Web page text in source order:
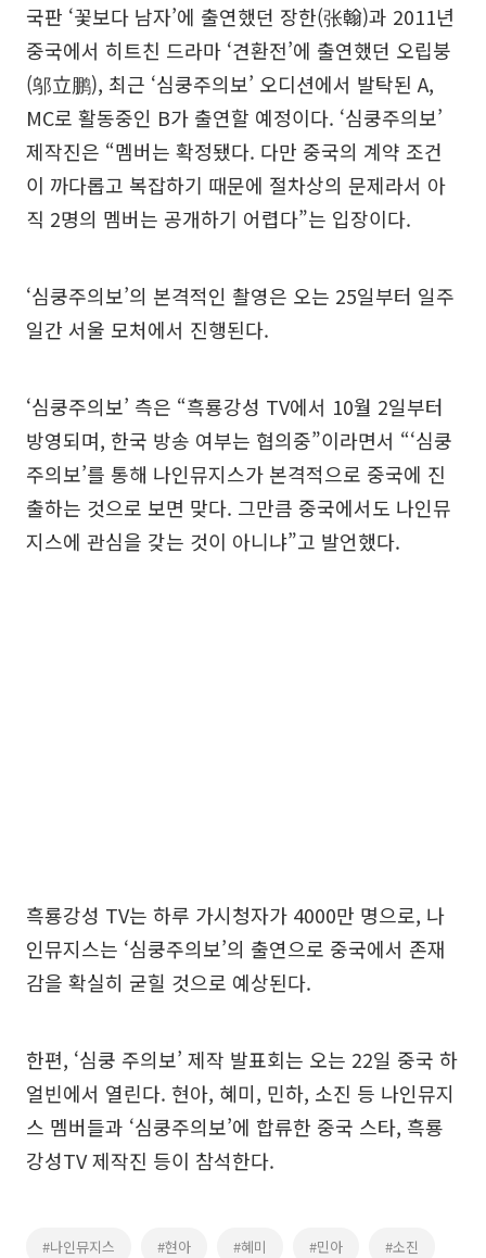
국판 ‘꽃보다 남자’에 출연했던 장한(张翰)과 2011년
중국에서 히트친 드라마 ‘견환전’에 출연했던 오립붕
(邬立鹏), 최근 ‘심쿵주의보’ 오디션에서 발탁된 A,
MC로 활동중인 B가 출연할 예정이다. ‘심쿵주의보’
제작진은 “멤버는 확정됐다. 다만 중국의 계약 조건
이 까다롭고 복잡하기 때문에 절차상의 문제라서 아
직 2명의 멤버는 공개하기 어렵다”는 입장이다.
‘심쿵주의보’의 본격적인 촬영은 오는 25일부터 일주
일간 서울 모처에서 진행된다.
‘심쿵주의보’ 측은 “흑룡강성 TV에서 10월 2일부터
방영되며, 한국 방송 여부는 협의중”이라면서 “‘심쿵
주의보’를 통해 나인뮤지스가 본격적으로 중국에 진
출하는 것으로 보면 맞다. 그만큼 중국에서도 나인뮤
지스에 관심을 갖는 것이 아니냐”고 발언했다.
흑룡강성 TV는 하루 가시청자가 4000만 명으로, 나
인뮤지스는 ‘심쿵주의보’의 출연으로 중국에서 존재
감을 확실히 굳힐 것으로 예상된다.
한편, ‘심쿵 주의보’ 제작 발표회는 오는 22일 중국 하
얼빈에서 열린다. 현아, 혜미, 민하, 소진 등 나인뮤지
스 멤버들과 ‘심쿵주의보’에 합류한 중국 스타, 흑룡
강성TV 제작진 등이 참석한다.
#나인뮤지스 #현아 #혜미 #민아 #소진